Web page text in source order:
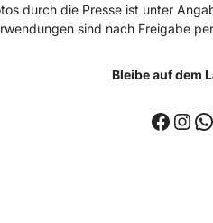
durch die Presse ist unter
sind nach Freigabe
Bleibe auf dem